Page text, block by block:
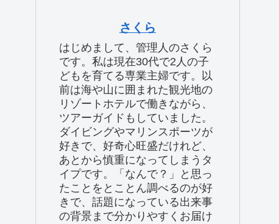
さくら
はじめまして、管理人のさくら
です。私は現在30代で2人の子
どもを育てる専業主婦です。以
前は海や山に囲まれた観光地の
リゾートホテルで働きながら、
ツアーガイドもしていました。
ダイビングやマリンスポーツが
好きで、好奇心旺盛だけれど、
あとから慎重になってしまうタ
イプです。「なんで？」と思っ
たことをとことん調べるのが好
きで、話題になっている出来事
の背景まで分かりやすくお届け